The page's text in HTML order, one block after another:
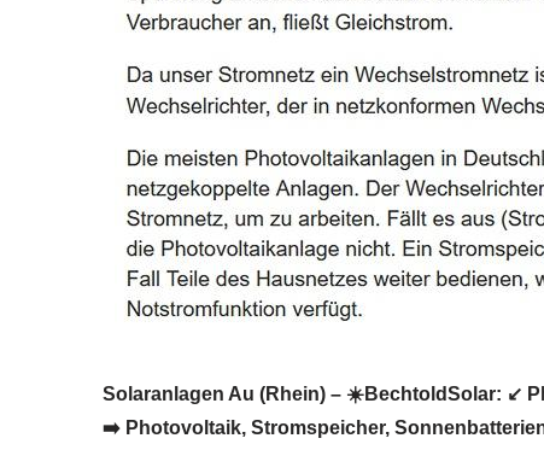
Solaranlagen Au (Rhein) – ☀️BechtoldSolar: ↙️
➡️ Photovoltaik, Stromspeicher,